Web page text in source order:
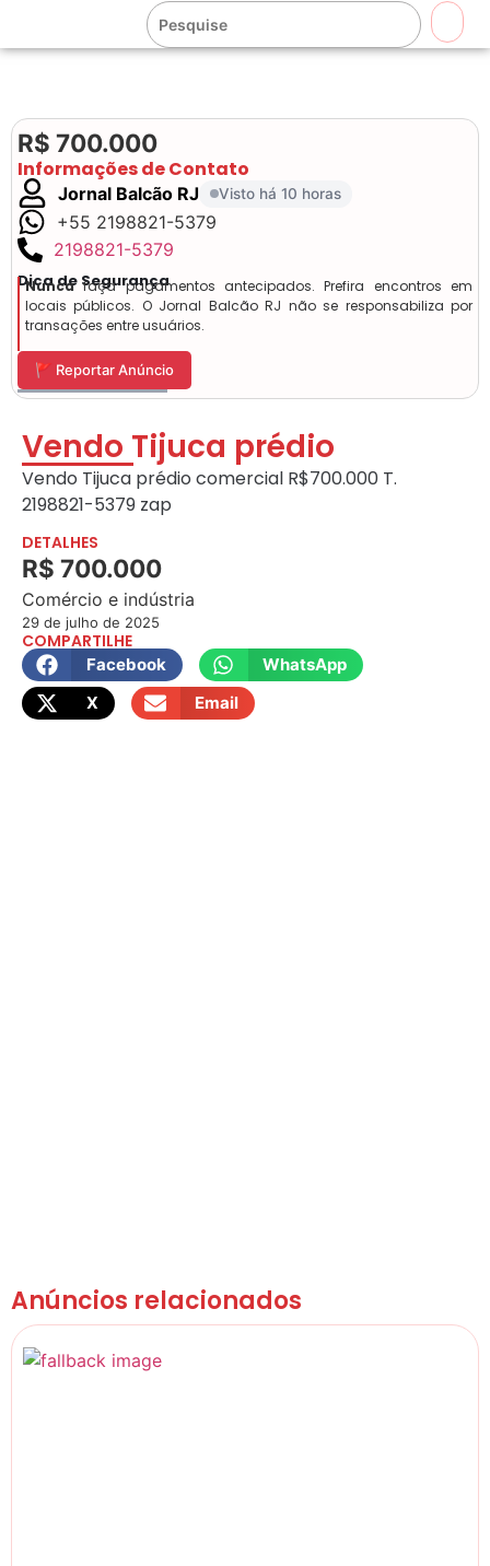
R$ 700.000
Informações de Contato
Jornal Balcão RJ Visto há 10 horas
+55 2198821-5379
2198821-5379
Dica de Segurança
Nuncafaça pagamentos antecipados. Prefira encontros em
locais públicos. O Jornal Balcão RJ não se responsabiliza por
transações entre usuários.
🚩 Reportar Anúncio
Vendo Tijuca prédio
Vendo Tijuca prédio comercial R$700.000 T.
2198821-5379 zap
DETALHES
R$ 700.000
Comércio e indústria
29 de julho de 2025
COMPARTILHE
Facebook
WhatsApp
X
Email
Anúncios relacionados